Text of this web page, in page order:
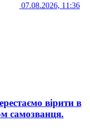
07.08.2026, 11:36
вірити в
самозванця.